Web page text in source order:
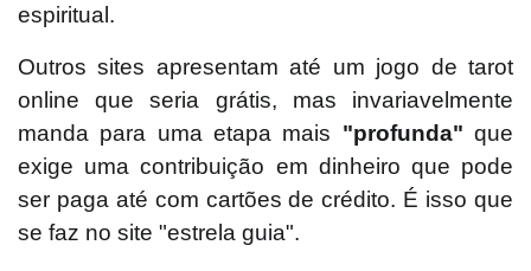
espiritual.
Outros sites apresentam até um jogo de tarot
online que seria grátis, mas invariavelmente
manda para uma etapa mais "profunda" que
exige uma contribuição em dinheiro que pode
ser paga até com cartões de crédito. É isso que
se faz no site "estrela guia".